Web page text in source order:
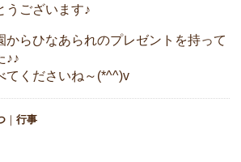
うございます♪
からひなあられのプレゼントを持って
♪♪
てくださいね～(*^^)v
｜ 行事